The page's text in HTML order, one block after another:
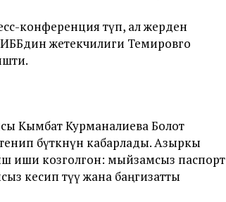
конференция өтүп, ал жерден
жетекчилиги Темировго
Кымбат Курманалиева Болот
бүткөнүн кабарлады. Азыркы
иши козголгон: мыйзамсыз паспорт
кесип өтүү жана баңгизатты